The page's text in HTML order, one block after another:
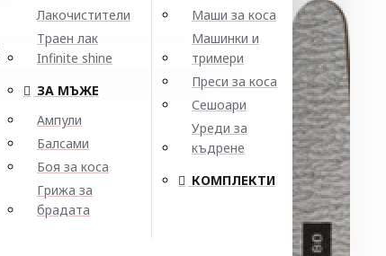
Лакочистители
Траен лак
Infinite shine
ЗА МЪЖЕ
Ампули
Балсами
Боя за коса
Грижа за
брадата
Маши за коса
Машинки и
тримери
Преси за коса
Сешоари
Уреди за
къдрене
КОМПЛЕКТИ